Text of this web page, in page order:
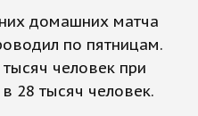
домашних матча
по пятницам.
человек при
28 тысяч человек.